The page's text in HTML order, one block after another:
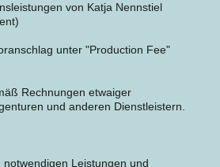
von Katja Nennstiel
unter "Production Fee"
Rechnungen etwaiger
und anderen Dienstleistern.
Leistungen und